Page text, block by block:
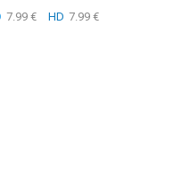
7.99 € HD 7.99 €